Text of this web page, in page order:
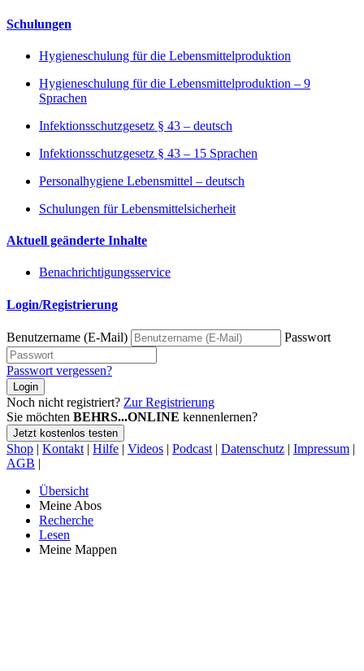
Schulungen
Hygieneschulung für die Lebensmittelproduktion
Hygieneschulung für die Lebensmittelproduktion – 9
Sprachen
Infektionsschutzgesetz § 43 – deutsch
Infektionsschutzgesetz § 43 – 15 Sprachen
Personalhygiene Lebensmittel – deutsch
Schulungen für Lebensmittelsicherheit
Aktuell geänderte Inhalte
Benachrichtigungsservice
Login/Registrierung
Benutzername (E-Mail) Passwort
Passwort vergessen?
Login
Noch nicht registriert? Zur Registrierung
Sie möchten BEHRS...ONLINE kennenlernen?
Jetzt kostenlos testen
Shop | Kontakt | Hilfe | Videos | Podcast | Datenschutz | Impressum |
AGB |
Übersicht
Meine Abos
Recherche
Lesen
Meine Mappen